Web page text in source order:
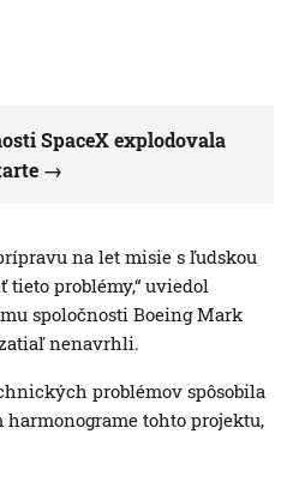
SpaceX explodovala
na let misie s ľudskou
tieto problémy,“ uviedol
spoločnosti Boeing Mark
nenavrhli.
problémov spôsobila
tohto projektu,